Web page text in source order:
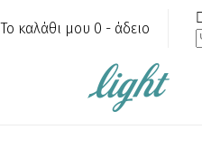
Το καλάθι μου 0 - άδειο